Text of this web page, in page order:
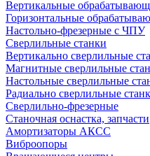
Вертикальные
Горизонтальные
Настольно-фрезерные с ЧПУ
Сверлильные станки
Вертикально сверлильные
Магнитные сверлильные
Настольные сверлильные
Радиально сверлильные
Сверлильно-фрезерные
Станочная оснастка, запчасти
Амортизаторы АКСС
Виброопоры